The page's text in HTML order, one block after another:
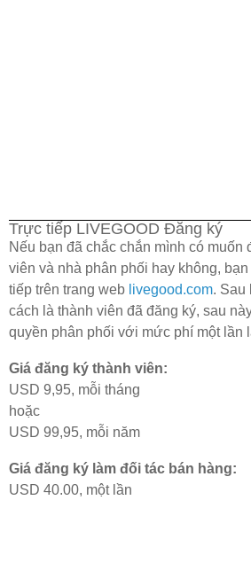
Trực tiếp LIVEGOOD Đăng ký
Nếu bạn đã chắc chắn mình có muốn
viên và nhà phân phối hay không,
tiếp trên trang web livegood.com. Sau
cách là thành viên đã đăng ký, sau
quyền phân phối với mức phí một lần
Giá đăng ký thành viên:
USD 9,95, mỗi tháng
hoặc
USD 99,95, mỗi năm
Giá đăng ký làm đối tác bán hàng:
USD 40.00, một lần